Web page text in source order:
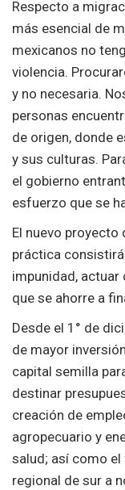
Respecto a
más esencial de
mexicanos no
violencia.
y no necesaria.
personas
de origen, donde
y sus culturas.
el gobierno
esfuerzo que se
El nuevo proyecto
práctica
impunidad,
que se ahorre a
Desde el 1° de
de mayor
capital semilla
destinar
creación de
agropecuario y
salud; así como
regional de sur a